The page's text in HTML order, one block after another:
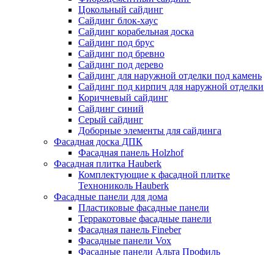
Цокольный сайдинг
Сайдинг блок-хаус
Сайдинг корабельная доска
Сайдинг под брус
Сайдинг под бревно
Сайдинг под дерево
Сайдинг для наружной отделки под камень
Сайдинг под кирпич для наружной отделки
Коричневый сайдинг
Сайдинг синий
Серый сайдинг
Доборные элементы для сайдинга
Фасадная доска ДПК
Фасадная панель Holzhof
Фасадная плитка Hauberk
Комплектующие к фасадной плитке
Технониколь Hauberk
Фасадные панели для дома
Пластиковые фасадные панели
Терракотовые фасадные панели
Фасадная панель Fineber
Фасадные панели Vox
Фасадные панели Альта Профиль